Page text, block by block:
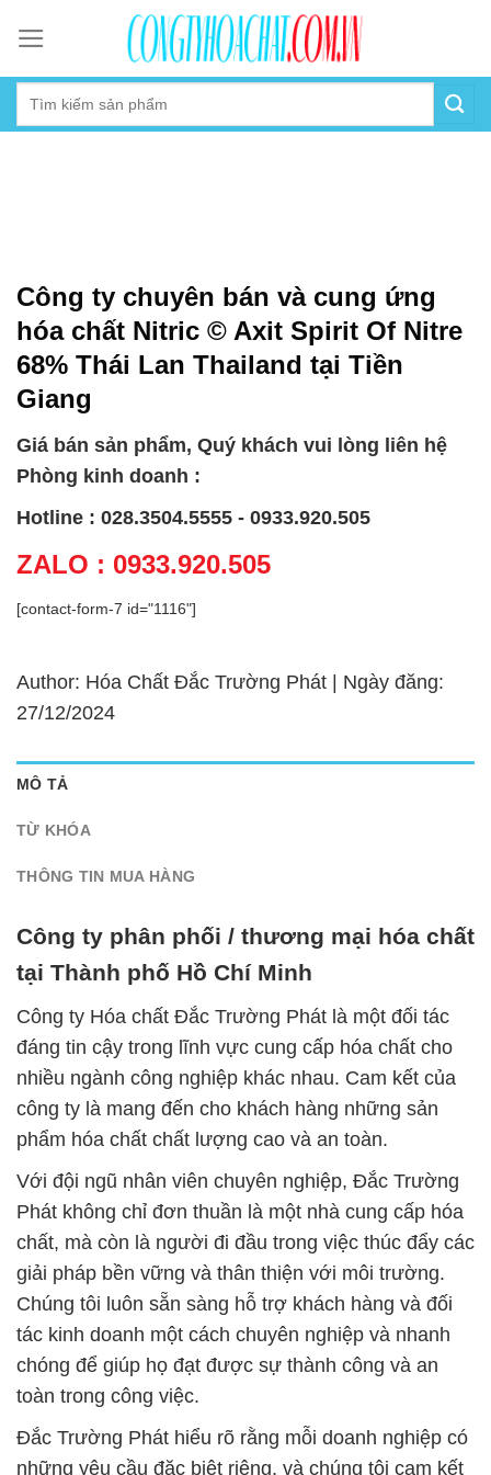
content
Công ty chuyên bán và cung ứng
hóa chất Nitric © Axit Spirit Of Nitre
68% Thái Lan Thailand tại Tiền
Giang
Giá bán sản phẩm, Quý khách vui lòng liên hệ
Phòng kinh doanh :
Hotline : 028.3504.5555 - 0933.920.505
ZALO : 0933.920.505
[contact-form-7 id="1116"]
Author: Hóa Chất Đắc Trường Phát | Ngày đăng:
27/12/2024
MÔ TẢ
TỪ KHÓA
THÔNG TIN MUA HÀNG
Công ty phân phối / thương mại hóa chất
tại Thành phố Hồ Chí Minh
Công ty Hóa chất Đắc Trường Phát là một đối tác
đáng tin cậy trong lĩnh vực cung cấp hóa chất cho
nhiều ngành công nghiệp khác nhau. Cam kết của
công ty là mang đến cho khách hàng những sản
phẩm hóa chất chất lượng cao và an toàn.
Với đội ngũ nhân viên chuyên nghiệp, Đắc Trường
Phát không chỉ đơn thuần là một nhà cung cấp hóa
chất, mà còn là người đi đầu trong việc thúc đẩy các
giải pháp bền vững và thân thiện với môi trường.
Chúng tôi luôn sẵn sàng hỗ trợ khách hàng và đối
tác kinh doanh một cách chuyên nghiệp và nhanh
chóng để giúp họ đạt được sự thành công và an
toàn trong công việc.
Đắc Trường Phát hiểu rõ rằng mỗi doanh nghiệp có
những yêu cầu đặc biệt riêng, và chúng tôi cam kết